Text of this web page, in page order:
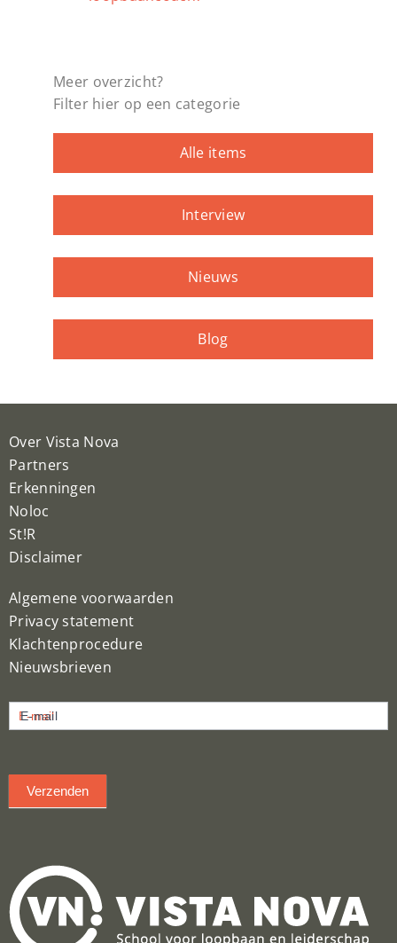
Meer overzicht?
Filter hier op een categorie
Alle items
Interview
Nieuws
Blog
Over Vista Nova
Partners
Erkenningen
Noloc
St!R
Disclaimer
Algemene voorwaarden
Privacy statement
Klachtenprocedure
Nieuwsbrieven
Nieuwsbrief
inschrijven
E-mail
Verzenden